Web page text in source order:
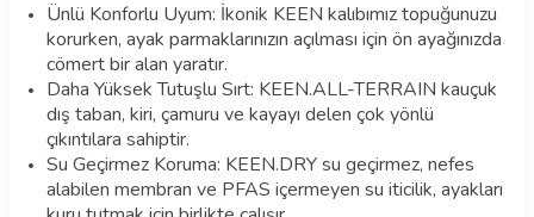
Ünlü Konforlu Uyum: İkonik KEEN kalıbımız topuğunuzu
korurken, ayak parmaklarınızın açılması için ön ayağınızda
cömert bir alan yaratır.
Daha Yüksek Tutuşlu Sırt: KEEN.ALL-TERRAIN kauçuk
dış taban, kiri, çamuru ve kayayı delen çok yönlü
çıkıntılara sahiptir.
Su Geçirmez Koruma: KEEN.DRY su geçirmez, nefes
alabilen membran ve PFAS içermeyen su iticilik, ayakları